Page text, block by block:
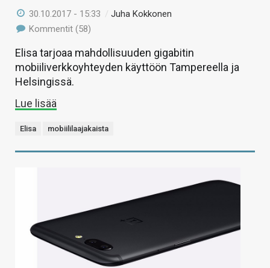
30.10.2017 - 15:33 /Juha Kokkonen
Kommentit (58)
Elisa tarjoaa mahdollisuuden gigabitin
mobiiliverkkoyhteyden käyttöön Tampereella ja
Helsingissä.
Lue lisää
Elisa mobiililaajakaista